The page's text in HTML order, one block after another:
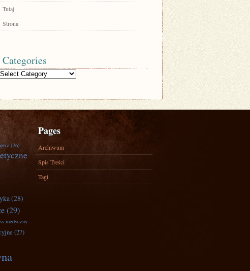
Tutaj
Strona
Categories
Categories
(26)
(28)
(29)
medyczny
(27)
Pages
Archiwum
Spis Treści
Tagi